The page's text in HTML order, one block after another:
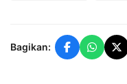
Bagikan: